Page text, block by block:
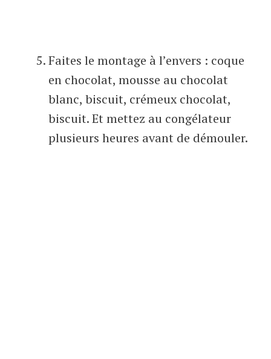
Faites le montage à l’envers : coque
en chocolat, mousse au chocolat
blanc, biscuit, crémeux chocolat,
biscuit. Et mettez au congélateur
plusieurs heures avant de démouler.